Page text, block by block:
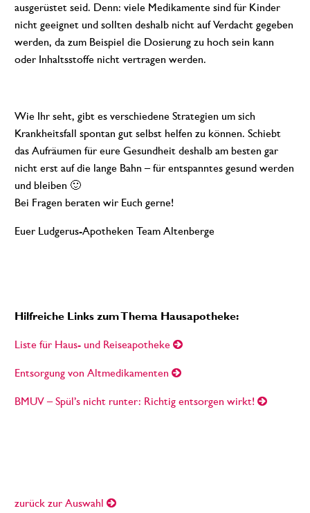
ausgerüstet seid. Denn: viele Medikamente sind für Kinder
nicht geeignet und sollten deshalb nicht auf Verdacht gegeben
werden, da zum Beispiel die Dosierung zu hoch sein kann
oder Inhaltsstoffe nicht vertragen werden.
Wie Ihr seht, gibt es verschiedene Strategien um sich
Krankheitsfall spontan gut selbst helfen zu können. Schiebt
das Aufräumen für eure Gesundheit deshalb am besten gar
nicht erst auf die lange Bahn – für entspanntes gesund werden
und bleiben 🙂
Bei Fragen beraten wir Euch gerne!
Euer Ludgerus-Apotheken Team Altenberge
Hilfreiche Links zum Thema Hausapotheke:
Liste für Haus- und Reiseapotheke
Entsorgung von Altmedikamenten
BMUV – Spül’s nicht runter: Richtig entsorgen wirkt!
zurück zur Auswahl